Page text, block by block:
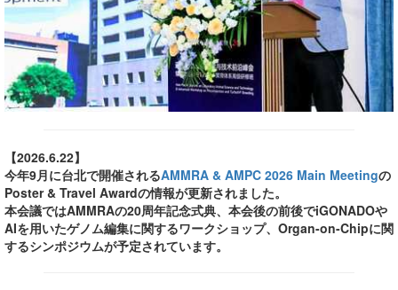
【2026.6.22】
今年9月に台北で開催されるAMMRA & AMPC 2026 Main Meetingの
Poster & Travel Awardの情報が更新されました。
本会議ではAMMRAの20周年記念式典、本会後の前後でiGONADOや
AIを用いたゲノム編集に関するワークショップ、Organ-on-Chipに関
するシンポジウムが予定されています。